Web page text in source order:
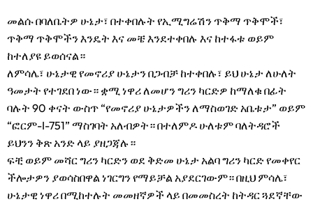
መልሱ በባለቤትዎ ሁኔታ፣ በተቀበሉት የኢሚግሬሽን ጥቅማ ጥቅሞች፣
ጥቅማ ጥቅሞችን እንዴት እና መቼ እንደተቀበሉ እና ከተፋቱ ወይም
ከተለያዩ ይወሰናል።
ለምሳሌ፣ ሁኔታዊ የመኖሪያ ሁኔታን በጋብቻ ከተቀበሉ፣ ይህ ሁኔታ ለሁለት
ዓመታት የተገደበ ነው። ቋሚ ነዋሪ ለመሆን ግሪን ካርድዎ ከማለቁ በፊት
ባሉት 90 ቀናት ውስጥ “የመኖሪያ ሁኔታዎችን ለማስወገድ አቤቱታ” ወይም
“ፎርም-I-751” ማስገባት አለብዎት። በተለምዶ ሁለቱም ባለትዳሮች
ይህንን ቅጽ አንድ ላይ ያዘጋጃሉ።
ፍቺ ወይም መሻር ግሪን ካርድን ወደ ቅድመ ሁኔታ አልባ ግሪን ካርድ የመቀየር
ችሎታዎን ያወሳስበዋል ነገርግን የማይቻል አያደርገውም። በዚህ ምሳሌ፣
ሁኔታዊ ነዋሪ በሚከተሉት መመዘኛዎች ላይ በመመስረት ከትዳር ጓደኛቸው